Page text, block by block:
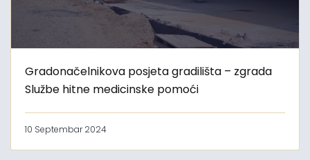
Gradonačelnikova posjeta gradilišta – zgrada
Službe hitne medicinske pomoći
10 Septembar 2024